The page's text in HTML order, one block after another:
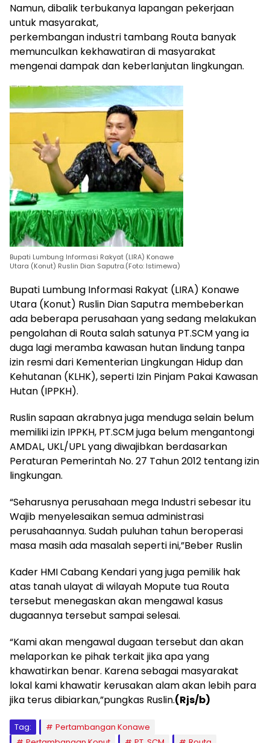
Namun, dibalik terbukanya lapangan pekerjaan
untuk masyarakat,
perkembangan industri tambang Routa banyak
memunculkan kekhawatiran di masyarakat
mengenai dampak dan keberlanjutan lingkungan.
Bupati Lumbung Informasi Rakyat (LIRA) Konawe
Utara (Konut) Ruslin Dian Saputra.(Foto: Istimewa)
Bupati Lumbung Informasi Rakyat (LIRA) Konawe
Utara (Konut) Ruslin Dian Saputra membeberkan
ada beberapa perusahaan yang sedang melakukan
pengolahan di Routa salah satunya PT.SCM yang ia
duga lagi meramba kawasan hutan lindung tanpa
izin resmi dari Kementerian Lingkungan Hidup dan
Kehutanan (KLHK), seperti Izin Pinjam Pakai Kawasan
Hutan (IPPKH).
Ruslin sapaan akrabnya juga menduga selain belum
memiliki izin IPPKH, PT.SCM juga belum mengantongi
AMDAL, UKL/UPL yang diwajibkan berdasarkan
Peraturan Pemerintah No. 27 Tahun 2012 tentang izin
lingkungan.
“Seharusnya perusahaan mega Industri sebesar itu
Wajib menyelesaikan semua administrasi
perusahaannya. Sudah puluhan tahun beroperasi
masa masih ada masalah seperti ini,”Beber Ruslin
Kader HMI Cabang Kendari yang juga pemilik hak
atas tanah ulayat di wilayah Mopute tua Routa
tersebut menegaskan akan mengawal kasus
dugaannya tersebut sampai selesai.
“Kami akan mengawal dugaan tersebut dan akan
melaporkan ke pihak terkait jika apa yang
khawatirkan benar. Karena sebagai masyarakat
lokal kami khawatir kerusakan alam akan lebih para
jika terus dibiarkan,”pungkas Ruslin.(Rjs/b)
Tag:
Pertambangan Konawe